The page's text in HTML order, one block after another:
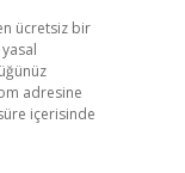
ücretsiz bir
adresine
içerisinde